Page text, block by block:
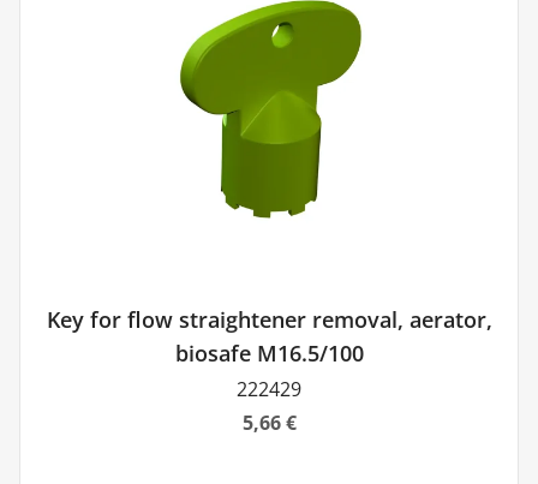
Key for flow straightener removal, aerator,
biosafe M16.5/100
222429
5,66 €